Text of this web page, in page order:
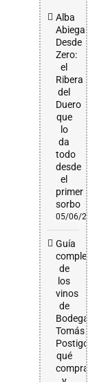
Alba
Abiega
Desde
Zero:
el
Ribera
del
Duero
que
lo
da
todo
desde
el
primer
sorbo
05/06/2026
Guía
completa
de
los
vinos
de
Bodega
Tomás
Postigo:
qué
comprar